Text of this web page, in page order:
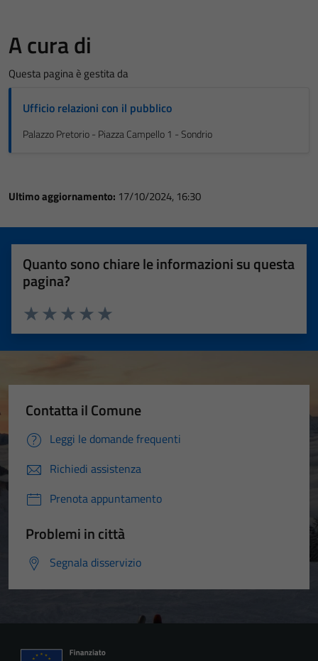
A cura di
Questa pagina è gestita da
Ufficio relazioni con il pubblico
Palazzo Pretorio - Piazza Campello 1 - Sondrio
Ultimo aggiornamento: 17/10/2024, 16:30
Quanto sono chiare le informazioni su questa
pagina?
Valuta 5 stelle su 5
Valuta 4 stelle su 5
Valuta 3 stelle su 5
Valuta 2 stelle su 5
Valuta 1 stelle su 5
Contatta il Comune
Leggi le domande frequenti
Richiedi assistenza
Prenota appuntamento
Problemi in città
Segnala disservizio